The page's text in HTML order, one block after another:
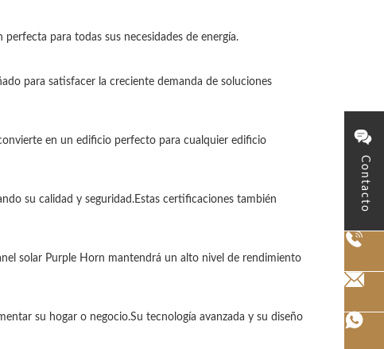
Contacto
para todas sus necesidades de energía.
para satisfacer la creciente demanda de soluciones
en un edificio perfecto para cualquier edificio
su calidad y seguridad.Estas certificaciones también
solar Purple Horn mantendrá un alto nivel de rendimiento
su hogar o negocio.Su tecnología avanzada y su diseño